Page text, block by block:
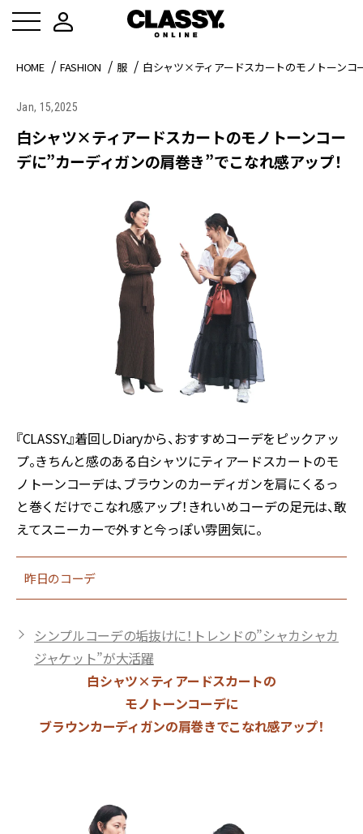
HOME FASHION 服 白シャツ×ティアードスカートのモノトーンコ
Jan, 15,2025
白シャツ×ティアードスカートのモノトーンコー
デに”カーディガンの肩巻き”でこなれ感アップ！
『CLASSY.』着回しDiaryから、おすすめコーデをピックアッ
プ。きちんと感のある白シャツにティアードスカートのモ
ノトーンコーデは、ブラウンのカーディガンを肩にくるっ
と巻くだけでこなれ感アップ！きれいめコーデの足元は、敢
えてスニーカーで外すと今っぽい雰囲気に。
昨日のコーデ
シンプルコーデの垢抜けに！トレンドの”シャカシャカ
ジャケット”が大活躍
白シャツ×ティアードスカートの
モノトーンコーデに
ブラウンカーディガンの肩巻きでこなれ感アップ！